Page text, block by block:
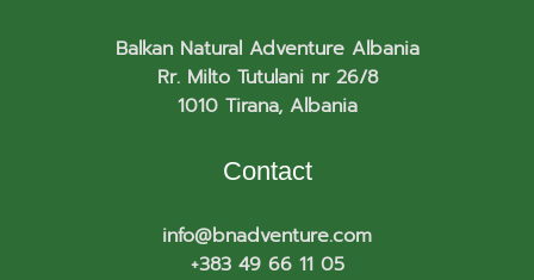
Balkan Natural Adventure Albania
Rr. Milto Tutulani nr 26/8
1010 Tirana, Albania
Contact
info@bnadventure.com
+383 49 66 11 05